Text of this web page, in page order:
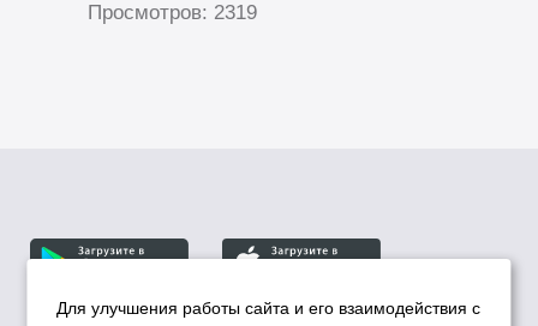
Просмотров: 2319
Для улучшения работы сайта и его взаимодействия с